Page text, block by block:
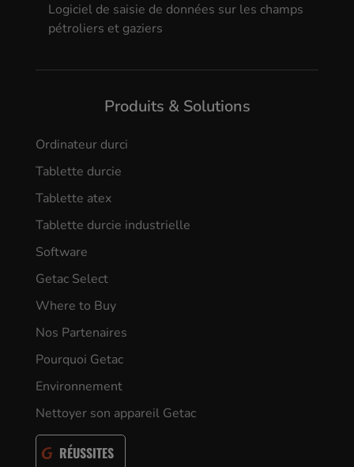
Logiciel de saisie de données sur les champs
pétroliers et gaziers
Produits & Solutions
Ordinateur durci
Tablette durcie
Tablette atex
Tablette durcie industrielle
Software
Getac Select
Where to Buy
Nos Partenaires
Pourquoi Getac
Environnement
Nettoyer son appareil Getac
RÉUSSITES